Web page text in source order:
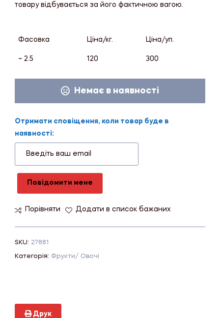
товару відбувається за його фактичною вагою.
Фасовка Ціна/кг. Ціна/уп.
~ 2.5 120 300
Немає в наявності
Отримати сповіщення, коли товар буде в
наявності:
Повідомити мене
Порівняти Додати в список бажаних
SKU: 27881
Категорія: Фрукти/ Овочі
Друк